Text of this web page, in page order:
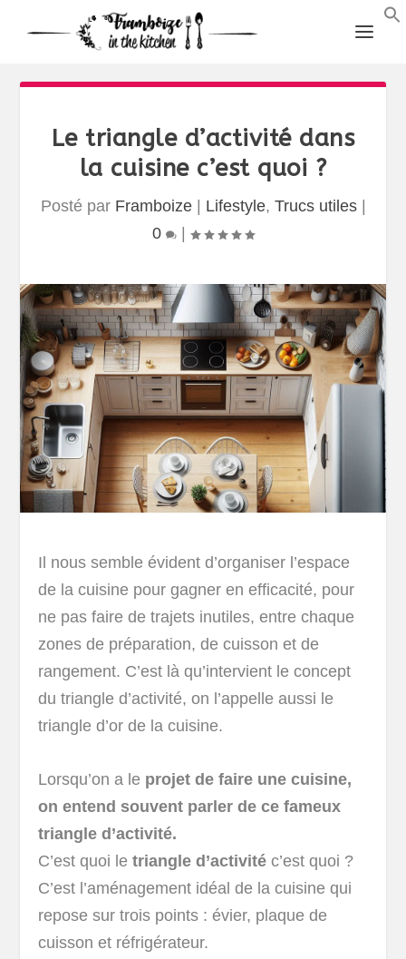
Le triangle d’activité dans
la cuisine c’est quoi ?
Posté par Framboize| Lifestyle, Trucs utiles|
0
Il nous semble évident d’organiser l’espace
de la cuisine pour gagner en efficacité, pour
ne pas faire de trajets inutiles, entre chaque
zones de préparation, de cuisson et de
rangement. C’est là qu’intervient le concept
du triangle d’activité, on l’appelle aussi le
triangle d’or de la cuisine.
Lorsqu’on a le projet de faire une cuisine,
on entend souvent parler de ce fameux
triangle d’activité.
C’est quoi letriangle d’activitéc’est quoi ?
C’est l’aménagement idéal de la cuisine qui
repose sur trois points : évier, plaque de
cuisson et réfrigérateur.